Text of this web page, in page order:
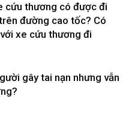
cứu thương có được đi
đường cao tốc? Có
xe cứu thương đi
gây tai nạn nhưng vẫn